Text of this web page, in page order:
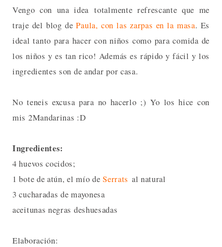
Vengo con una idea totalmente refrescante que me
traje del blog dePaula, con las zarpas en la masa. Es
ideal tanto para hacer con niños como para comida de
los niños y es tan rico! Además es rápido y fácil y los
ingredientes son de andar por casa.
No teneis excusa para no hacerlo ;) Yo los hice con
mis 2Mandarinas :D
Ingredientes:
4 huevos cocidos;
1 bote de atún, el mío deSerrats al natural
3 cucharadas de mayonesa
aceitunas negras deshuesadas
Elaboración: